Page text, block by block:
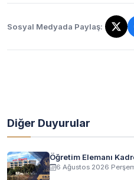
Sosyal Medyada Paylaş:
Bağlantı kopyalandı!
Diğer Duyurular
Öğretim Elemanı
6 Ağustos 2026